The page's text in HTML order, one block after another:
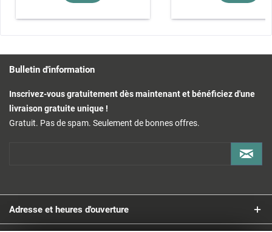
Bulletin d'information
Inscrivez-vous gratuitement dès maintenant et bénéficiez d'une
livraison gratuite unique !
Gratuit. Pas de spam. Seulement de bonnes offres.
Adresse et heures d'ouverture